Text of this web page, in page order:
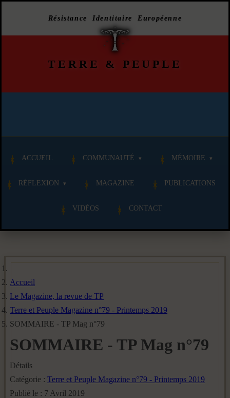
Résistance Identitaire Européenne
TERRE & PEUPLE
ACCUEIL COMMUNAUTÉ MÉMOIRE
RÉFLEXION MAGAZINE PUBLICATIONS
VIDÉOS CONTACT
Accueil
Le Magazine, la revue de TP
Terre et Peuple Magazine n°79 - Printemps 2019
SOMMAIRE - TP Mag n°79
SOMMAIRE - TP Mag n°79
Détails
Catégorie : Terre et Peuple Magazine n°79 - Printemps 2019
Publié le : 7 Avril 2019